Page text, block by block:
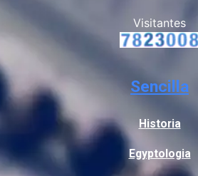
Visitantes
Sencilla
Historia
Egyptologia